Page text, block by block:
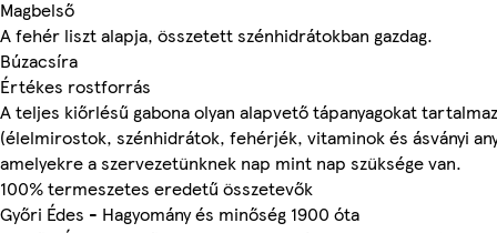
Magbelső
A fehér liszt alapja, összetett szénhidrátokban gazdag.
Búzacsíra
Értékes rostforrás
A teljes kiőrlésű gabona olyan alapvető tápanyagokat tartalmaz
(élelmirostok, szénhidrátok, fehérjék, vitaminok és ásványi
amelyekre a szervezetünknek nap mint nap szüksége van.
100% termeszetes eredetű összetevők
Győri Édes - Hagyomány és minőség 1900 óta